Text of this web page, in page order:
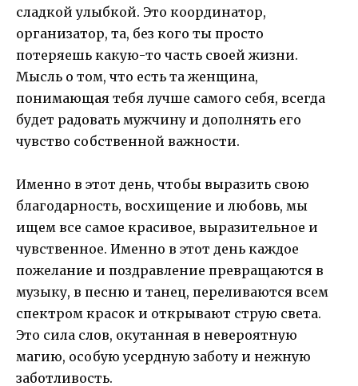
сладкой улыбкой. Это координатор,
организатор, та, без кого ты просто
потеряешь какую-то часть своей жизни.
Мысль о том, что есть та женщина,
понимающая тебя лучше самого себя, всегда
будет радовать мужчину и дополнять его
чувство собственной важности.
Именно в этот день, чтобы выразить свою
благодарность, восхищение и любовь, мы
ищем все самое красивое, выразительное и
чувственное. Именно в этот день каждое
пожелание и поздравление превращаются в
музыку, в песню и танец, переливаются всем
спектром красок и открывают струю света.
Это сила слов, окутанная в невероятную
магию, особую усердную заботу и нежную
заботливость.